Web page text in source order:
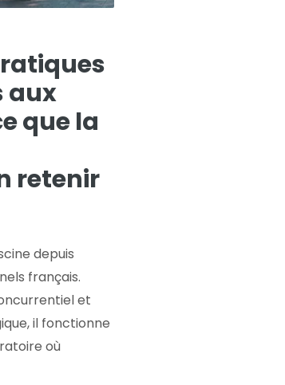
aux
que la
retenir
depuis
français.
et
il fonctionne
où